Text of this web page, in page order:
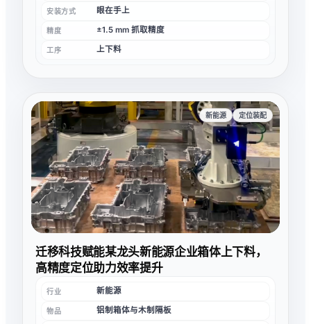
安装方式 眼在手上
精度 ±1.5 mm 抓取精度
工序 上下料
新能源 定位装配
迁移科技赋能某龙头新能源企业箱体上下料，
高精度定位助力效率提升
行业 新能源
物品 铝制箱体与木制隔板